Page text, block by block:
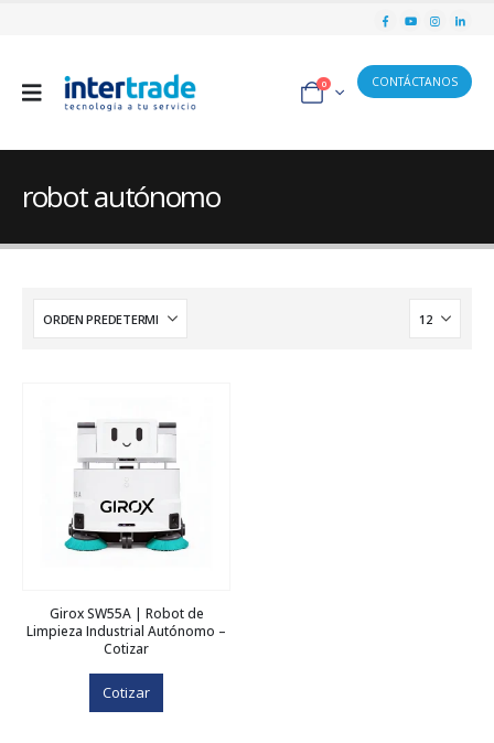
0 CONTÁCTANOS
robot autónomo
Girox SW55A | Robot de
Limpieza Industrial Autónomo –
Cotizar
Cotizar